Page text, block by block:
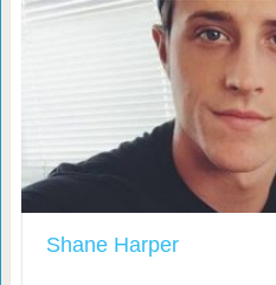
Shane Harper